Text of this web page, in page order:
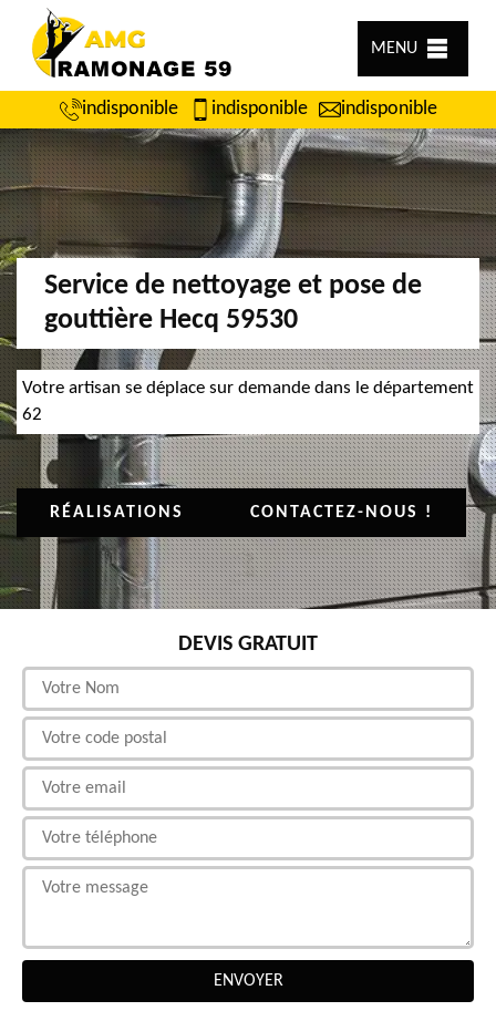
MENU
indisponible indisponible indisponible
Service de nettoyage et pose de
gouttière Hecq 59530
Votre artisan se déplace sur demande dans le département
62
RÉALISATIONS CONTACTEZ-NOUS !
DEVIS GRATUIT